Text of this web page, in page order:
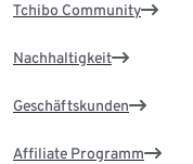
Tchibo Community
Nachhaltigkeit
Geschäftskunden
Affiliate Programm